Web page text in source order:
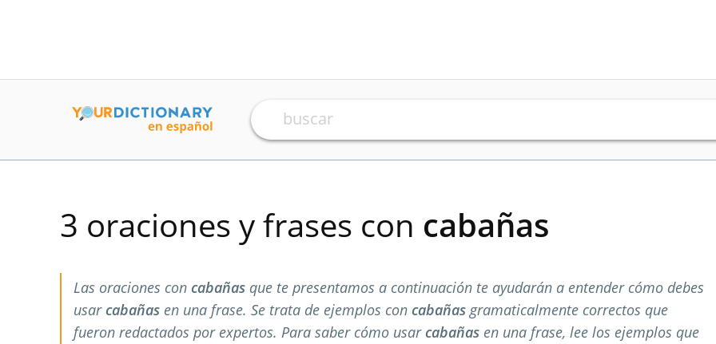
3 oraciones y frases con cabañas
Las oraciones con cabañas que te presentamos a continuación te ayudarán a entender cómo debes
usar cabañas en una frase. Se trata de ejemplos con cabañasgramaticalmente correctos que
fueron redactados por expertos. Para saber cómo usar cabañas en una frase, lee los ejemplos que